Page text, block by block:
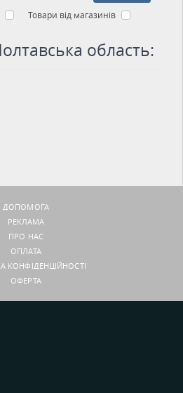
Товари від магазинів
область:
ДОПОМОГА
РЕКЛАМА
ПРО НАС
ОПЛАТА
КОНФІДЕНЦІЙНОСТІ
ОФЕРТА